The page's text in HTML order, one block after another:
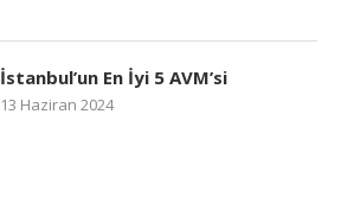
İstanbul’un En İyi 5 AVM’si
13 Haziran 2024